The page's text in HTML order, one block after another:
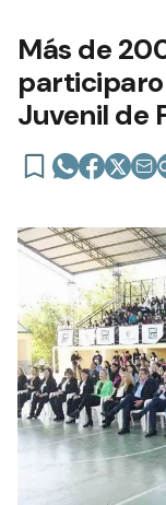
Más de
Juvenil de